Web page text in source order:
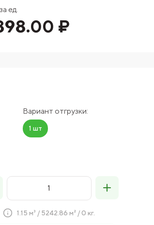
ед.
₽
Вариант отгрузки:
1 шт
1.15 м³ / 5242.86 м² / 0 кг.